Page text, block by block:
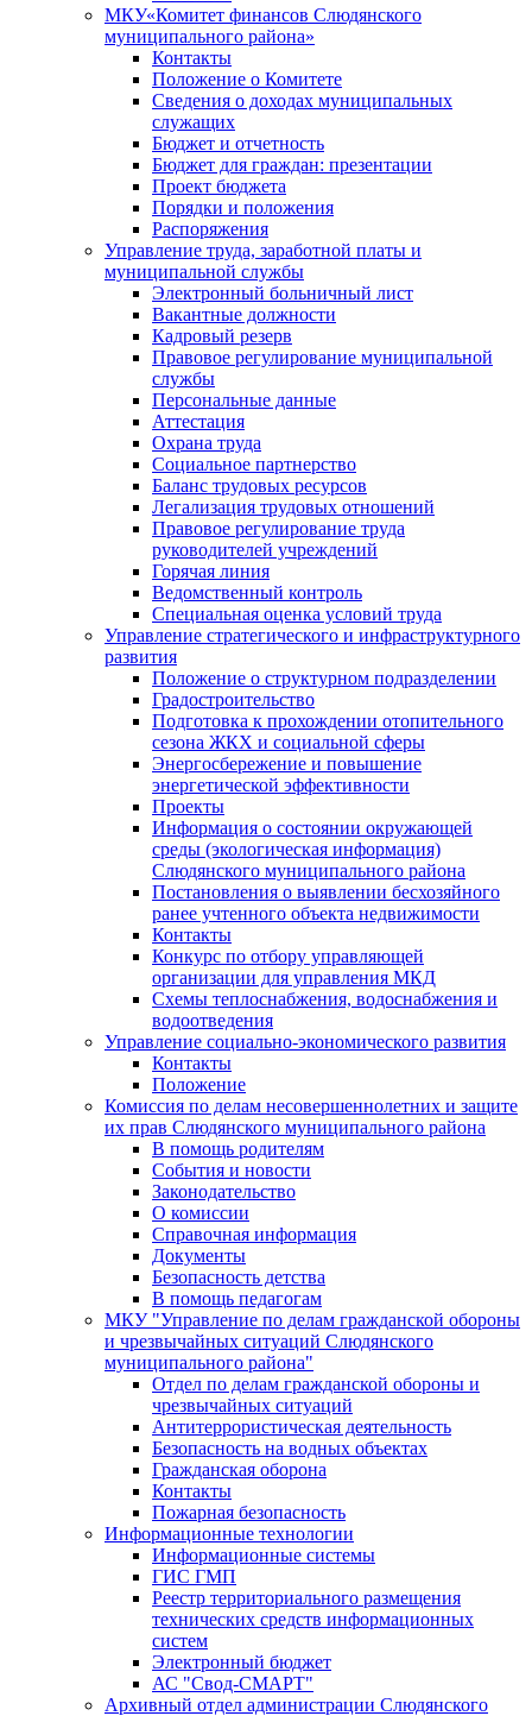
МКУ«Комитет финансов Слюдянского
муниципального района»
Контакты
Положение о Комитете
Сведения о доходах муниципальных
служащих
Бюджет и отчетность
Бюджет для граждан: презентации
Проект бюджета
Порядки и положения
Распоряжения
Управление труда, заработной платы и
муниципальной службы
Электронный больничный лист
Вакантные должности
Кадровый резерв
Правовое регулирование муниципальной
службы
Персональные данные
Аттестация
Охрана труда
Социальное партнерство
Баланс трудовых ресурсов
Легализация трудовых отношений
Правовое регулирование труда
руководителей учреждений
Горячая линия
Ведомственный контроль
Специальная оценка условий труда
Управление стратегического и инфраструктурного
развития
Положение о структурном подразделении
Градостроительство
Подготовка к прохождении отопительного
сезона ЖКХ и социальной сферы
Энергосбережение и повышение
энергетической эффективности
Проекты
Информация о состоянии окружающей
среды (экологическая информация)
Слюдянского муниципального района
Постановления о выявлении бесхозяйного
ранее учтенного объекта недвижимости
Контакты
Конкурс по отбору управляющей
организации для управления МКД
Схемы теплоснабжения, водоснабжения и
водоотведения
Управление социально-экономического развития
Контакты
Положение
Комиссия по делам несовершеннолетних и защите
их прав Слюдянского муниципального района
В помощь родителям
События и новости
Законодательство
О комиссии
Справочная информация
Документы
Безопасность детства
В помощь педагогам
МКУ "Управление по делам гражданской обороны
и чрезвычайных ситуаций Слюдянского
муниципального района"
Отдел по делам гражданской обороны и
чрезвычайных ситуаций
Антитеррористическая деятельность
Безопасность на водных объектах
Гражданская оборона
Контакты
Пожарная безопасность
Информационные технологии
Информационные системы
ГИС ГМП
Реестр территориального размещения
технических средств информационных
систем
Электронный бюджет
АС "Свод-СМАРТ"
Архивный отдел администрации Слюдянского